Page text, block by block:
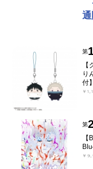
第
り
付】
￥
第
￥